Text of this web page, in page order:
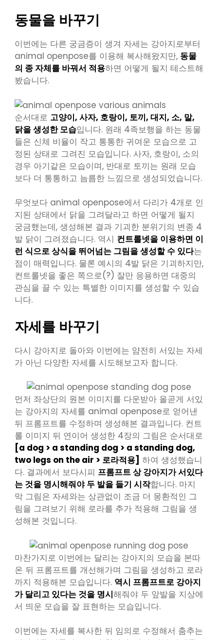
동물을 바꾸기
이번에는 다른 궁금증이 생겨 자세는 강아지로부터
animal openpose를 이용해 복사해왔지만, 동물
의 종 자체를 바꿔서 적용하면 어떻게 될지 테스트해
봤습니다.
순서대로 고양이, 사자, 호랑이, 토끼, 대지, 소, 말,
닭을 생성한 모습입니다. 원래 4족보행을 하는 동물
들은 신체 비율이 작고 통통한 귀여운 모습으로 고
정된 상태로 그려진 모습입니다. 사자, 호랑이, 소의
경우 아기같은 모습이며, 반대로 토끼는 원래 모습
보다 더 통통하고 늠름한 느낌으로 생성되었습니다.
무엇보다 animal openpose에서 다리가 4개로 인
지된 상태에서 닭을 그려달라고 하면 어떻게 될지
궁금했는데, 생성해본 결과 기괴한 분위기의 변종 4
발 닭이 그려졌습니다. 역시 컨트롤넷을 이용하면 이
런 식으로 상식을 뛰어넘는 그림을 생성할 수 있다는
점이 매력입니다. 물론 예시의 4발 닭은 기괴하지만,
컨트롤넷을 좋은 쪽으로(?) 잘만 응용하면 대중의
관심을 끌 수 있는 특별한 이미지를 생성할 수 있습
니다.
자세를 바꾸기
다시 강아지로 돌아와 이번에는 얌전히 서있는 자세
가 아닌 다양한 자세를 시도해보고자 합니다.
먼저 좌상단의 원본 이미지를 다운받아 올곧게 서있
는 강아지의 자세를 animal openpose로 얻어낸
뒤 프롬프트를 수정하며 생성해본 결과입니다. 컨트
롤 이미지 뒤 연이어 생성한 4장의 그림은 순서대로
[a dog > a standing dog > a standing dog,
two legs on the air > 로라적용] 하여 생성했습니
다. 결과에서 보다시피 프롬프트 상 강아지가 서있다
는 것을 명시해줘야 두 발을 들기 시작합니다. 마지
막 그림은 자세와는 상관없이 조금 더 몽환적인 그
림을 그려보기 위해 로라를 추가 적용해 그림을 생
성해본 것입니다.
마찬가지로 이번에는 달리는 강아지의 모습을 본따
온 뒤 프롬프트를 개선해가며 그림을 생성하고 로라
까지 적용해본 모습입니다. 역시 프롬프트로 강아지
가 달리고 있다는 것을 명시해줘야 두 앞발을 지상에
서 띄운 모습을 잘 표현하는 모습입니다.
이번에는 자세를 복사한 뒤 임의로 수정해서 춤추는